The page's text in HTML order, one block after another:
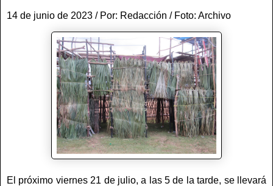
14 de junio de 2023 / Por: Redacción / Foto: Archivo
El próximo viernes 21 de julio, a las 5 de la tarde, se llevará